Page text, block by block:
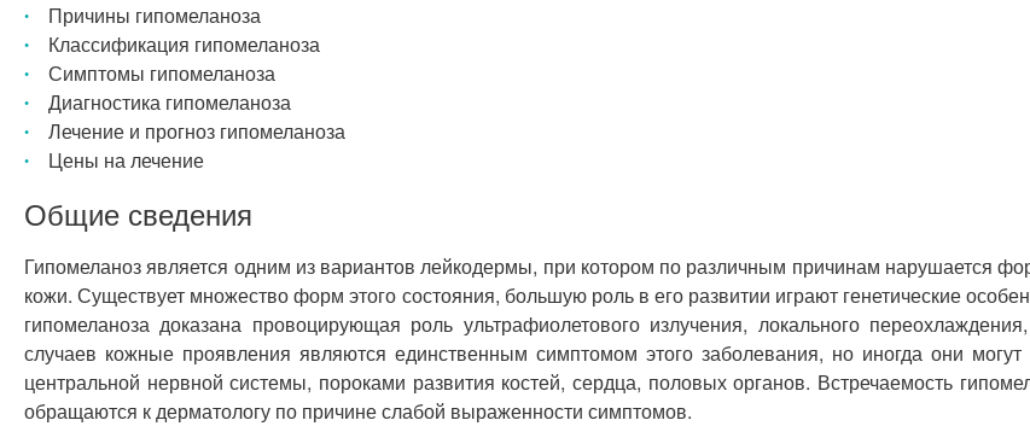
Причины гипомеланоза
Классификация гипомеланоза
Симптомы гипомеланоза
Диагностика гипомеланоза
Лечение и прогноз гипомеланоза
Цены на лечение
Общие сведения
Гипомеланоз является одним из вариантов лейкодермы, при котором по различным причинам нарушается
кожи. Существует множество форм этого состояния, большую роль в его развитии играют генетические
гипомеланоза доказана провоцирующая роль ультрафиолетового излучения, локального
случаев кожные проявления являются единственным симптомом этого заболевания, но иногда они
центральной нервной системы, пороками развития костей, сердца, половых органов. Встречаемость
обращаются к дерматологу по причине слабой выраженности симптомов.